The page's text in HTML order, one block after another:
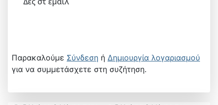
Παρακαλούμε Σύνδεση ή Δημιουργία λογαριασμού
για να συμμετάσχετε στη συζήτηση.